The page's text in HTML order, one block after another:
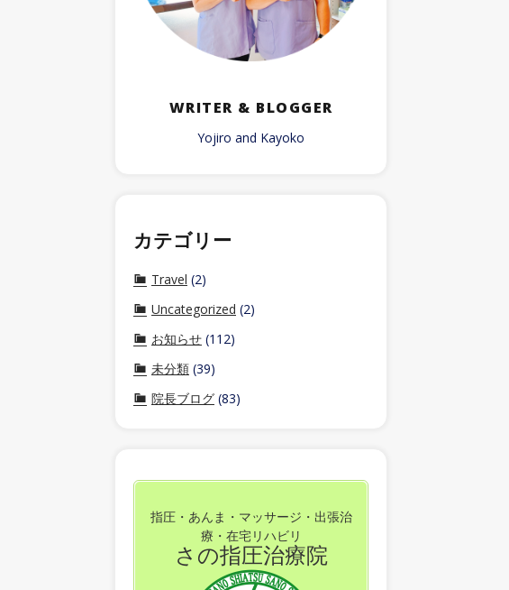
WRITER & BLOGGER
Yojiro and Kayoko
カテゴリー
Travel (2)
Uncategorized (2)
お知らせ (112)
未分類 (39)
院長ブログ (83)
指圧・あんま・マッサージ・出張治
療・在宅リハビリ
さの指圧治療院